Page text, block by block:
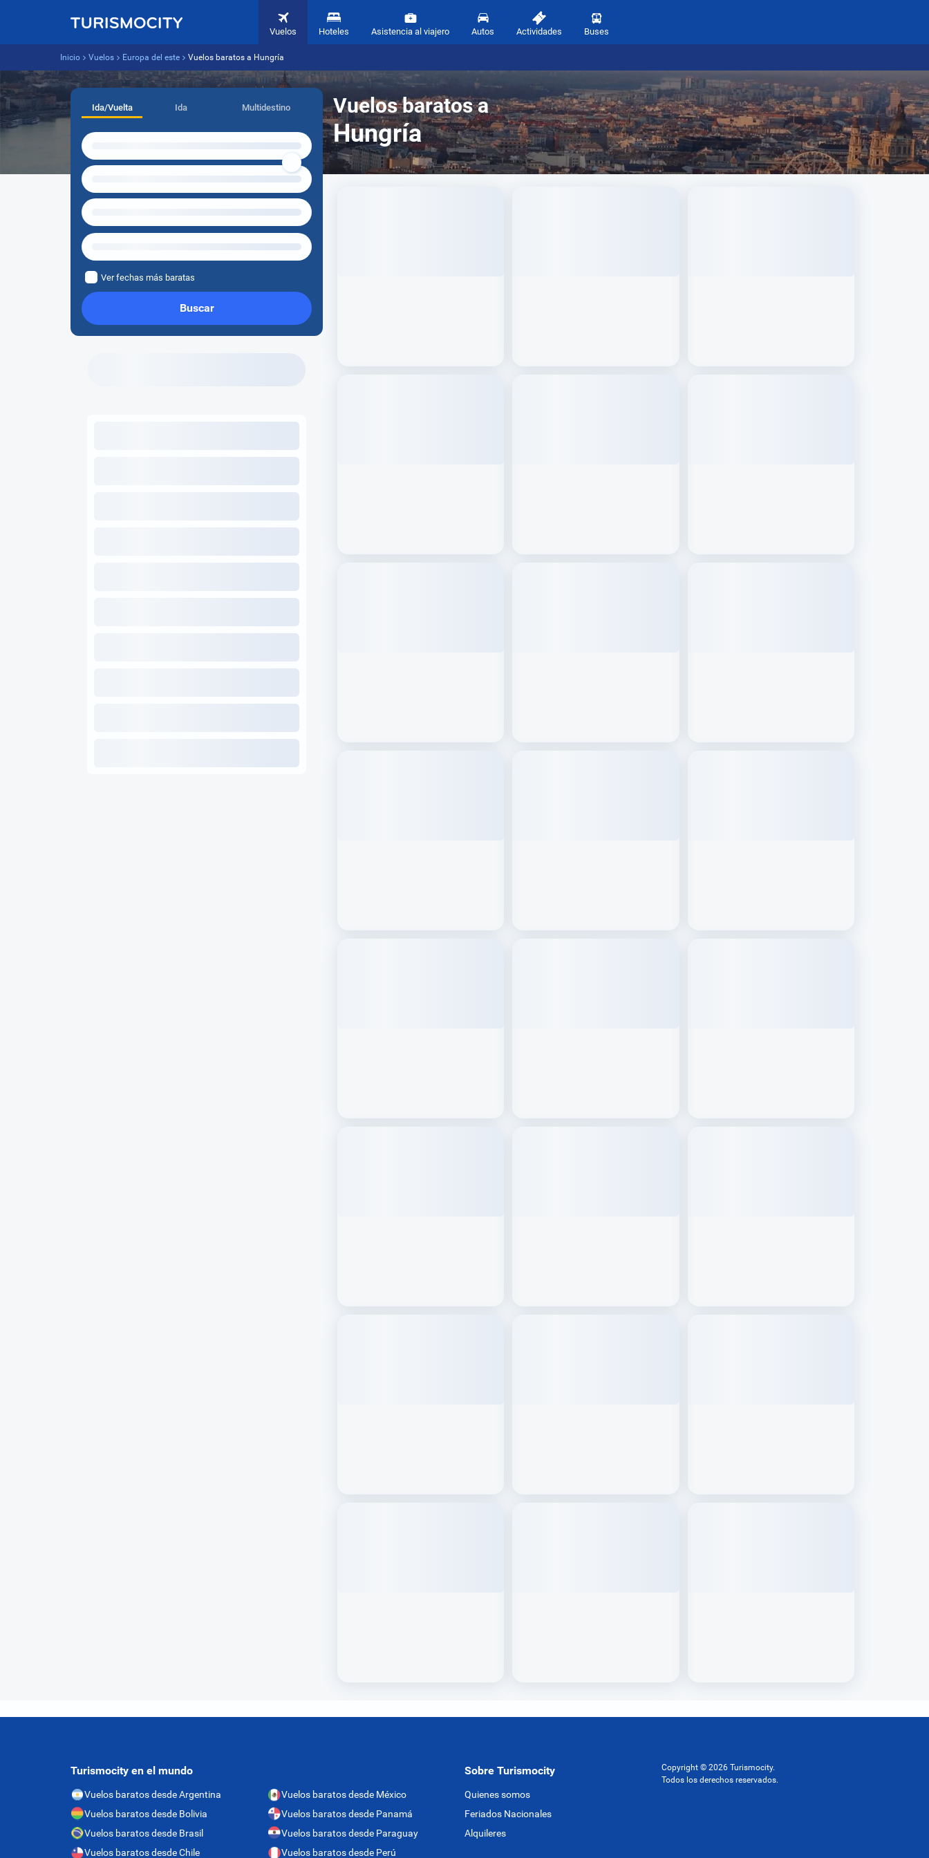
Vuelos Hoteles Asistencia al viajero Autos Actividades Buses
Inicio Vuelos Europa del este Vuelos baratos a Hungría
Ida/Vuelta Ida Multidestino
Ver fechas más baratas
Buscar
Vuelos baratos a
Hungría
Turismocity en el mundo
Vuelos baratos desde Argentina
Vuelos baratos desde Bolivia
Vuelos baratos desde Brasil
Vuelos baratos desde Chile
Vuelos baratos desde México
Vuelos baratos desde Panamá
Vuelos baratos desde Paraguay
Vuelos baratos desde Perú
Sobre Turismocity
Quienes somos
Feriados Nacionales
Alquileres
Copyright © 2026 Turismocity.
Todos los derechos reservados.